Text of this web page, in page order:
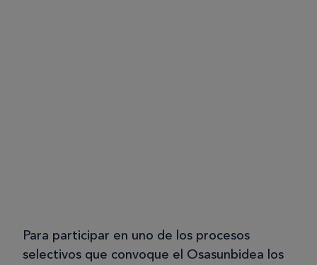
Para participar en uno de los procesos
selectivos que convoque el Osasunbidea los